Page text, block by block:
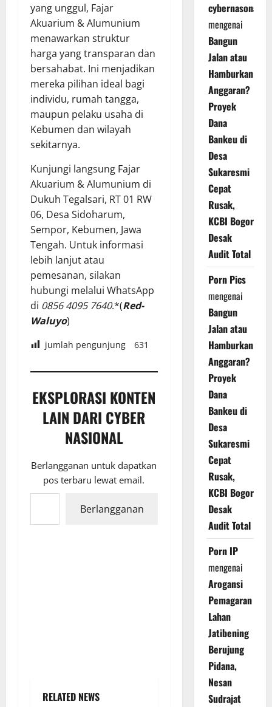
yang unggul, Fajar
Akuarium & Alumunium
menawarkan struktur
harga yang transparan dan
bersahabat. Ini menjadikan
mereka pilihan ideal bagi
individu, rumah tangga,
maupun pelaku usaha di
Kebumen dan wilayah
sekitarnya.
Kunjungi langsung Fajar
Akuarium & Alumunium di
Dukuh Tegalsari, RT 01 RW
06, Desa Sidoharum,
Sempor, Kebumen, Jawa
Tengah. Untuk informasi
lebih lanjut atau
pemesanan, silakan
hubungi melalui WhatsApp
di 0856 4095 7640.*(Red-
Waluyo)
jumlah pengunjung 631
EKSPLORASI KONTEN
LAIN DARI CYBER
NASIONAL
Berlangganan untuk dapatkan
pos terbaru lewat email.
Ketikkan email Anda...
Berlangganan
RELATED NEWS
cybernasonal
mengenai
Bangun
Jalan atau
Hamburkan
Anggaran?
Proyek
Dana
Bankeu di
Desa
Sukaresmi
Cepat
Rusak,
KCBI Bogor
Desak
Audit Total
Porn Pics
mengenai
Bangun
Jalan atau
Hamburkan
Anggaran?
Proyek
Dana
Bankeu di
Desa
Sukaresmi
Cepat
Rusak,
KCBI Bogor
Desak
Audit Total
Porn IP
mengenai
Arogansi
Pemagaran
Lahan
Jatibening
Berujung
Pidana,
Nesan
Sudrajat